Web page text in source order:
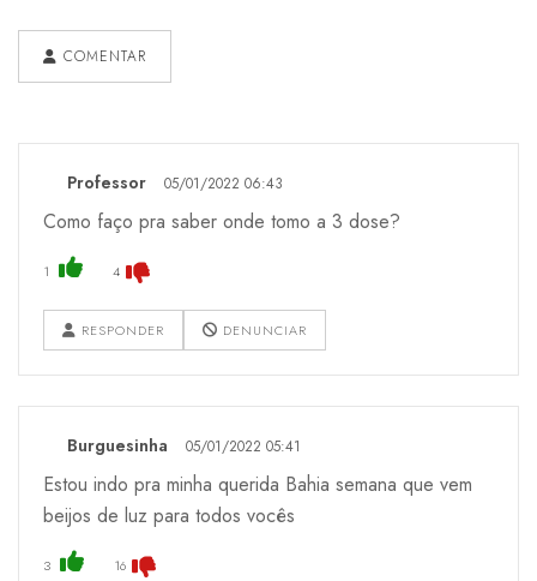
COMENTAR
Professor 05/01/2022 06:43
Como faço pra saber onde tomo a 3 dose?
1 4
RESPONDER DENUNCIAR
Burguesinha 05/01/2022 05:41
Estou indo pra minha querida Bahia semana que vem
beijos de luz para todos vocês
3 16